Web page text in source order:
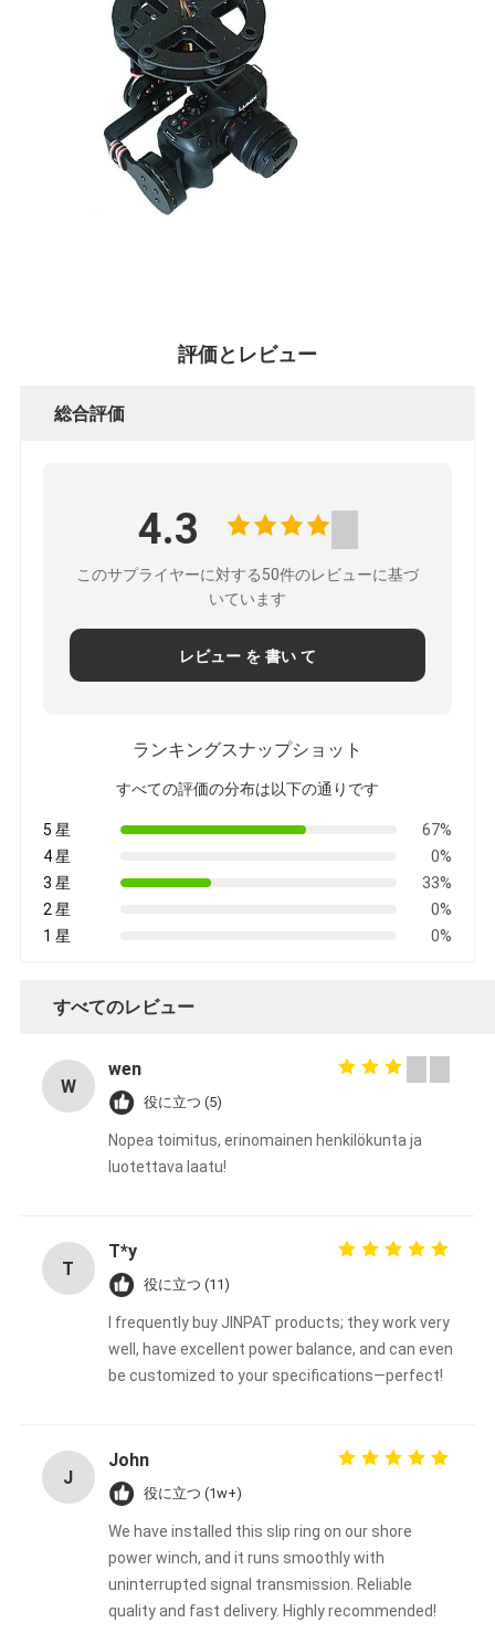
評価とレビュー
総合評価
4.3
このサプライヤーに対する50件のレビューに基づ
いています
レビュー を 書い て
ランキングスナップショット
すべての評価の分布は以下の通りです
5 星
67%
4 星
0%
3 星
33%
2 星
0%
1 星
0%
すべてのレビュー
W
wen
役に立つ (5)
Nopea toimitus, erinomainen henkilökunta ja
luotettava laatu!
T
T*y
役に立つ (11)
I frequently buy JINPAT products; they work very
well, have excellent power balance, and can even
be customized to your specifications—perfect!
J
John
役に立つ (1w+)
We have installed this slip ring on our shore
power winch, and it runs smoothly with
uninterrupted signal transmission. Reliable
quality and fast delivery. Highly recommended!